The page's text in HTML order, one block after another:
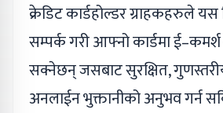
क्रेडिट कार्डहोल्डर ग्राहकहरुले
सम्पर्क गरी आफ्नो कार्डमा
सक्नेछन् जसबाट सुरक्षित,
अनलाईन भुक्तानीको अनुभव गर्न